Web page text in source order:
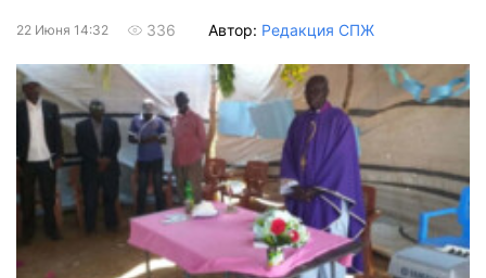
22 Июня 14:32 336 Автор: Редакция СПЖ